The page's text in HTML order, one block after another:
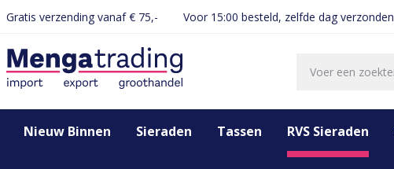
Ga naar de hoofdnavigatie
Gratis verzending vanaf € 75,- Voor 15:00 besteld, zelfde dag verzonden
Nieuw Binnen Sieraden Tassen RVS Sieraden